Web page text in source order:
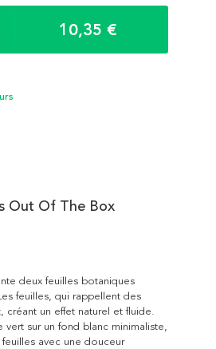
10,35 €
Out Of The Box
deux feuilles botaniques
feuilles, qui rappellent des
un effet naturel et fluide.
sur un fond blanc minimaliste,
avec une douceur